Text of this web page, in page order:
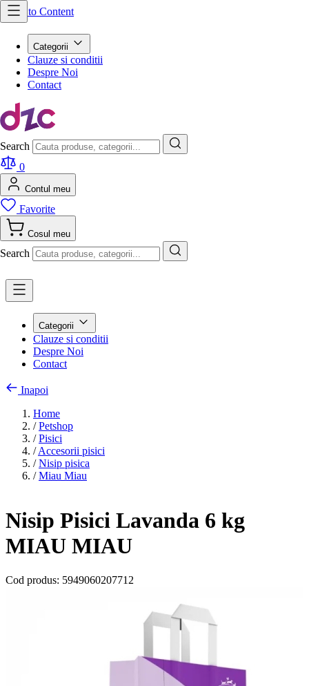
Skip to Content
Categorii
Clauze si conditii
Despre Noi
Contact
Search
0
Contul meu
Favorite
Cosul meu
Search
Categorii
Clauze si conditii
Despre Noi
Contact
Inapoi
Home
/ Petshop
/ Pisici
/ Accesorii pisici
/ Nisip pisica
/ Miau Miau
Nisip Pisici Lavanda 6 kg
MIAU MIAU
Cod produs: 5949060207712